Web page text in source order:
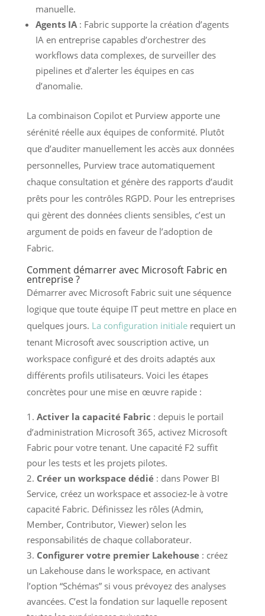
manuelle.
Agents IA: Fabric supporte la création d’agents
IA en entreprise capables d’orchestrer des
workflows data complexes, de surveiller des
pipelines et d’alerter les équipes en cas
d’anomalie.
La combinaison Copilot et Purview apporte une
sérénité réelle aux équipes de conformité. Plutôt
que d’auditer manuellement les accès aux données
personnelles, Purview trace automatiquement
chaque consultation et génère des rapports d’audit
prêts pour les contrôles RGPD. Pour les entreprises
qui gèrent des données clients sensibles, c’est un
argument de poids en faveur de l’adoption de
Fabric.
Comment démarrer avec Microsoft Fabric en
entreprise ?
Démarrer avec Microsoft Fabric suit une séquence
logique que toute équipe IT peut mettre en place en
quelques jours. La configuration initialerequiert un
tenant Microsoft avec souscription active, un
workspace configuré et des droits adaptés aux
différents profils utilisateurs. Voici les étapes
concrètes pour une mise en œuvre rapide :
Activer la capacité Fabric : depuis le portail
d’administration Microsoft 365, activez Microsoft
Fabric pour votre tenant. Une capacité F2 suffit
pour les tests et les projets pilotes.
Créer un workspace dédié: dans Power BI
Service, créez un workspace et associez-le à votre
capacité Fabric. Définissez les rôles (Admin,
Member, Contributor, Viewer) selon les
responsabilités de chaque collaborateur.
Configurer votre premier Lakehouse: créez
un Lakehouse dans le workspace, en activant
l’option “Schémas” si vous prévoyez des analyses
avancées. C’est la fondation sur laquelle reposent